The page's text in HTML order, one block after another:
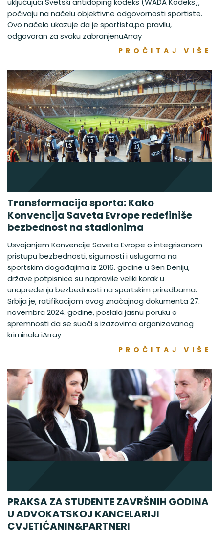
uključujući Svetski antidoping kodeks (WADA Kodeks),
počivaju na načelu objektivne odgovornosti sportiste.
Ovo načelo ukazuje da je sportista,po pravilu,
odgovoran za svaku zabranjenuArray
PROČITAJ VIŠE
Transformacija sporta: Kako
Konvencija Saveta Evrope redefiniše
bezbednost na stadionima
Usvajanjem Konvencije Saveta Evrope o integrisanom
pristupu bezbednosti, sigurnosti i uslugama na
sportskim događajima iz 2016. godine u Sen Deniju,
države potpisnice su napravile veliki korak u
unapređenju bezbednosti na sportskim priredbama.
Srbija je, ratifikacijom ovog značajnog dokumenta 27.
novembra 2024. godine, poslala jasnu poruku o
spremnosti da se suoči s izazovima organizovanog
kriminala iArray
PROČITAJ VIŠE
PRAKSA ZA STUDENTE ZAVRŠNIH GODINA
U ADVOKATSKOJ KANCELARIJI
CVJETIĆANIN&PARTNERI